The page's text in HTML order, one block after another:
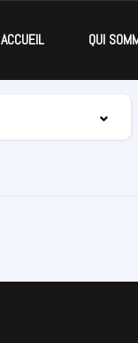
ACCUEIL QUI